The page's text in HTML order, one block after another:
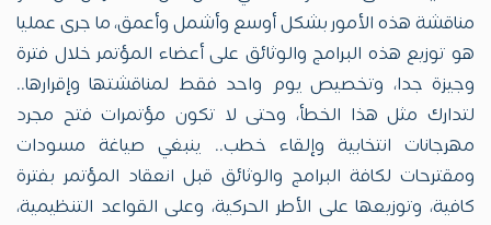
مناقشة هذه الأمور بشكل أوسع وأشمل وأعمق، ما جرى عمليا
هو توزيع هذه البرامج والوثائق على أعضاء المؤتمر خلال فترة
وجيزة جدا، وتخصيص يوم واحد فقط لمناقشتها وإقرارها..
لتدارك مثل هذا الخطأ، وحتى لا تكون مؤتمرات فتح مجرد
مهرجانات انتخابية وإلقاء خطب.. ينبغي صياغة مسودات
ومقترحات لكافة البرامج والوثائق قبل انعقاد المؤتمر بفترة
كافية، وتوزيعها على الأطر الحركية، وعلى القواعد التنظيمية،